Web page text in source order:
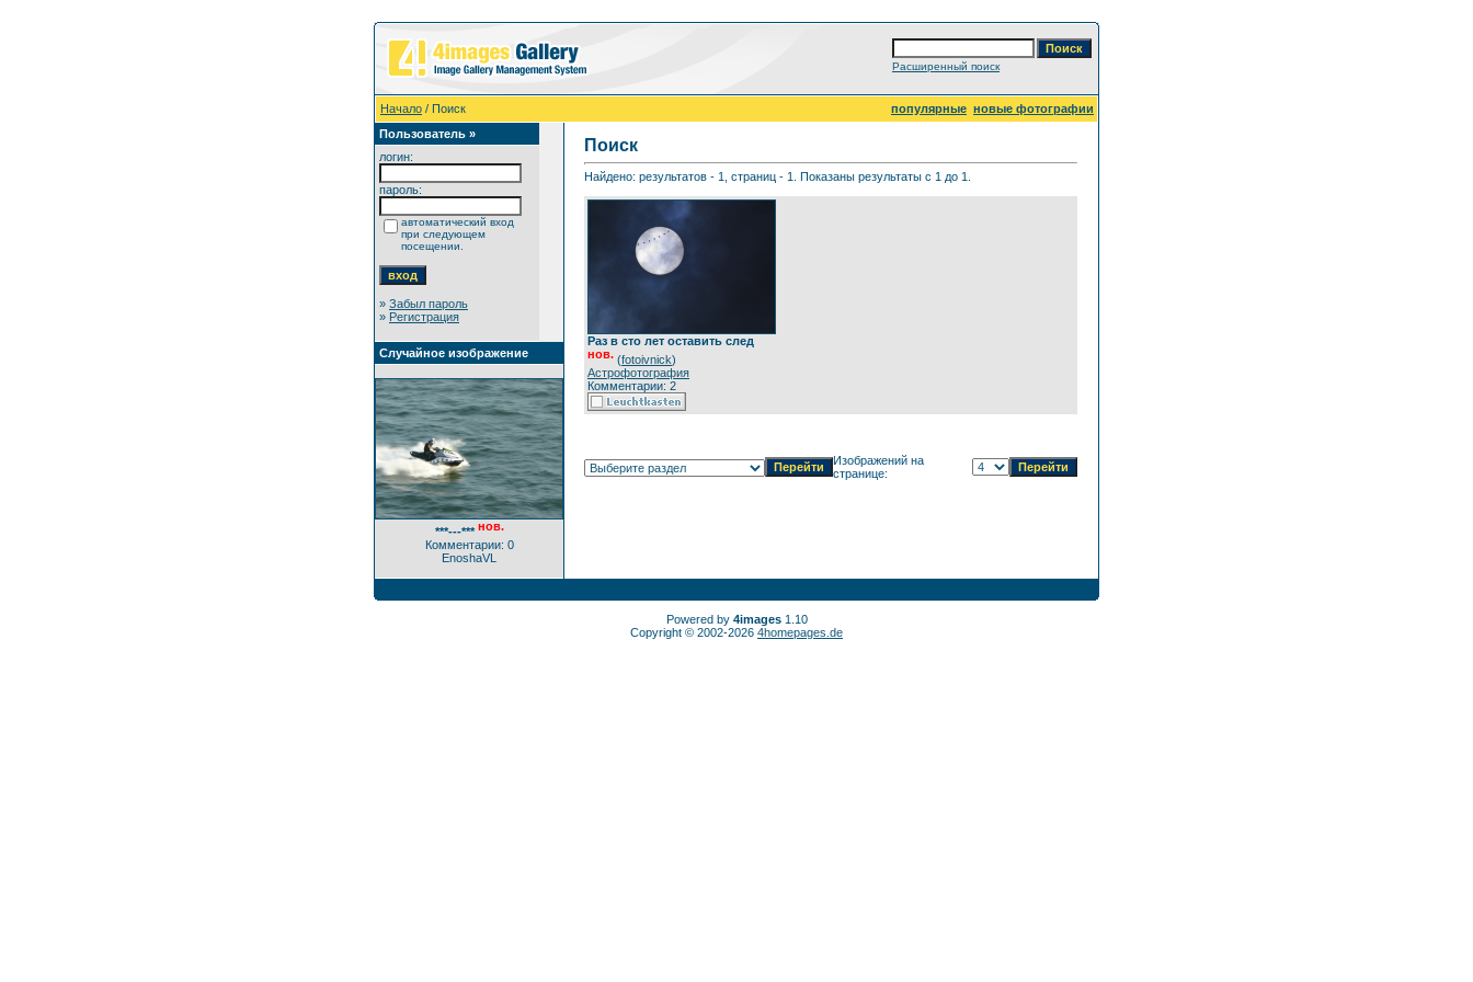
Расширенный поиск
Начало / Поиск популярные новые фотографии
Пользователь »
логин:
пароль:
автоматический вход
при следующем
посещении.
» Забыл пароль
» Регистрация
Случайное изображение
***---*** нов.
Комментарии: 0
EnoshaVL
Поиск
Найдено: результатов - 1, страниц - 1. Показаны результаты с 1 до 1.
Раз в сто лет оставить след
нов. (fotoivnick)
Астрофотография
Комментарии: 2
Изображений на
странице:
Powered by 4images1.10
Copyright © 2002-2026 4homepages.de